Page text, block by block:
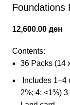
Foundations
12,600.00 ден
Contents:
36 Packs (14
Includes 1–4
2%; 4: <1%)